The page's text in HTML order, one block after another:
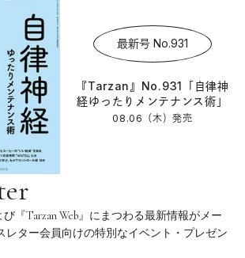
最新号 No.931
『Tarzan』No.931「自律神
経ゆったりメンテナンス術」
08.06（木）発売
び『Tarzan Web』にまつわる最新情報がメー
レター会員向けの特別なイベント・プレゼン